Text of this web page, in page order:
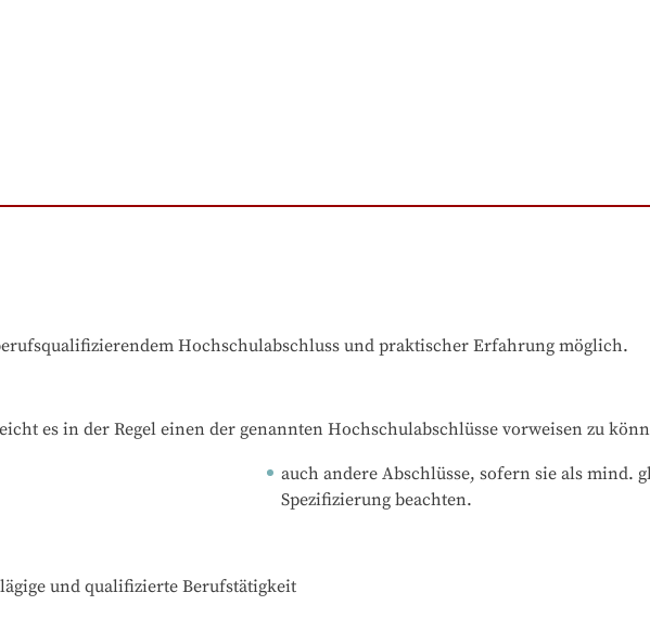
Hochschulabschluss und praktischer Erfahrung möglich.
es in der Regel einen der genannten Hochschulabschlüsse vorweisen zu
auch andere Abschlüsse, sofern sie als mind.
Spezifizierung beachten.
und qualifizierte Berufstätigkeit